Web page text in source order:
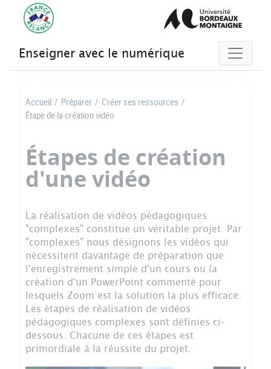
Enseigner avec le numérique
Accueil / Préparer / Créer ses ressources /
Étape de la création vidéo
Étapes de création
d'une vidéo
La réalisation de vidéos pédagogiques
"complexes" constitue un véritable projet. Par
"complexes" nous désignons les vidéos qui
nécessitent davantage de préparation que
l'enregistrement simple d'un cours ou la
création d'un PowerPoint commenté pour
lesquels Zoom est la solution la plus efficace.
Les étapes de réalisation de vidéos
pédagogiques complexes sont définies ci-
dessous. Chacune de ces étapes est
primordiale à la réussite du projet.
Gestion des cookies